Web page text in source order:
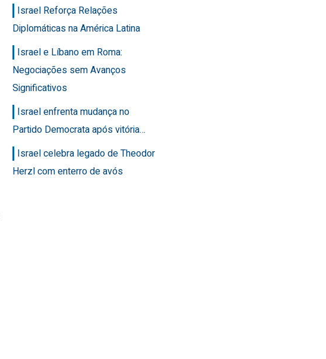
Israel Reforça Relações
Diplomáticas na América Latina
Israel e Líbano em Roma:
Negociações sem Avanços
Significativos
Israel enfrenta mudança no
Partido Democrata após vitória…
Israel celebra legado de Theodor
Herzl com enterro de avós